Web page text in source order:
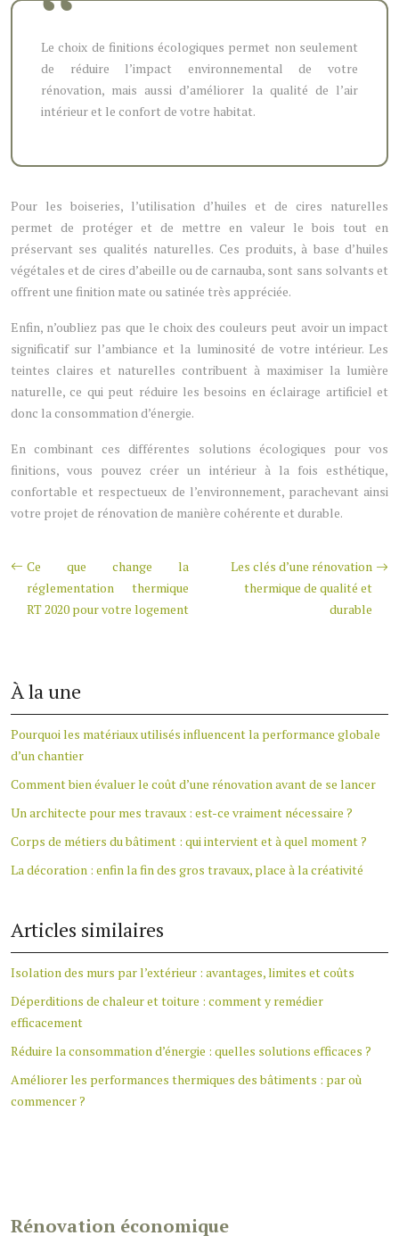
Le choix de finitions écologiques permet non seulement
de réduire l’impact environnemental de votre
rénovation, mais aussi d’améliorer la qualité de l’air
intérieur et le confort de votre habitat.
Pour les boiseries, l’utilisation d’huiles et de cires naturelles
permet de protéger et de mettre en valeur le bois tout en
préservant ses qualités naturelles. Ces produits, à base d’huiles
végétales et de cires d’abeille ou de carnauba, sont sans solvants et
offrent une finition mate ou satinée très appréciée.
Enfin, n’oubliez pas que le choix des couleurs peut avoir un impact
significatif sur l’ambiance et la luminosité de votre intérieur. Les
teintes claires et naturelles contribuent à maximiser la lumière
naturelle, ce qui peut réduire les besoins en éclairage artificiel et
donc la consommation d’énergie.
En combinant ces différentes solutions écologiques pour vos
finitions, vous pouvez créer un intérieur à la fois esthétique,
confortable et respectueux de l’environnement, parachevant ainsi
votre projet de rénovation de manière cohérente et durable.
Ce que change la
réglementation thermique
RT 2020 pour votre logement
Les clés d’une rénovation
thermique de qualité et
durable
À la une
Pourquoi les matériaux utilisés influencent la performance globale
d’un chantier
Comment bien évaluer le coût d’une rénovation avant de se lancer
Un architecte pour mes travaux : est-ce vraiment nécessaire ?
Corps de métiers du bâtiment : qui intervient et à quel moment ?
La décoration : enfin la fin des gros travaux, place à la créativité
Articles similaires
Isolation des murs par l’extérieur : avantages, limites et coûts
Déperditions de chaleur et toiture : comment y remédier
efficacement
Réduire la consommation d’énergie : quelles solutions efficaces ?
Améliorer les performances thermiques des bâtiments : par où
commencer ?
Rénovation économique